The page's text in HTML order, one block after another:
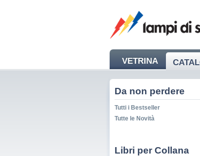
VETRINA
NEWS
Da non perdere
Tutti i Bestseller
Tutte le Novità
Libri per Collana